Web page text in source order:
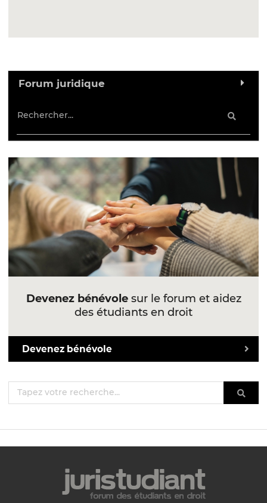
Forum juridique
Devenez bénévolesur le forum et aidez
des étudiants en droit
Devenez bénévole